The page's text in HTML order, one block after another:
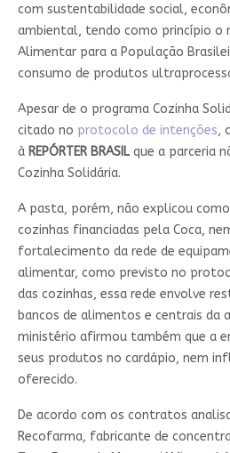
com sustentabilidade social,
ambiental, tendo como princípio o
Alimentar para a População
consumo de produtos
Apesar de o programa Cozinha
citado no protocolo de intenções,
à REPÓRTER BRASILque a parceria
Cozinha Solidária.
A pasta, porém, não explicou
cozinhas financiadas pela Coca,
fortalecimento da rede de
alimentar, como previsto no
das cozinhas, essa rede envolve
bancos de alimentos e centrais da
ministério afirmou também que a
seus produtos no cardápio, nem
oferecido.
De acordo com os contratos
Recofarma, fabricante de